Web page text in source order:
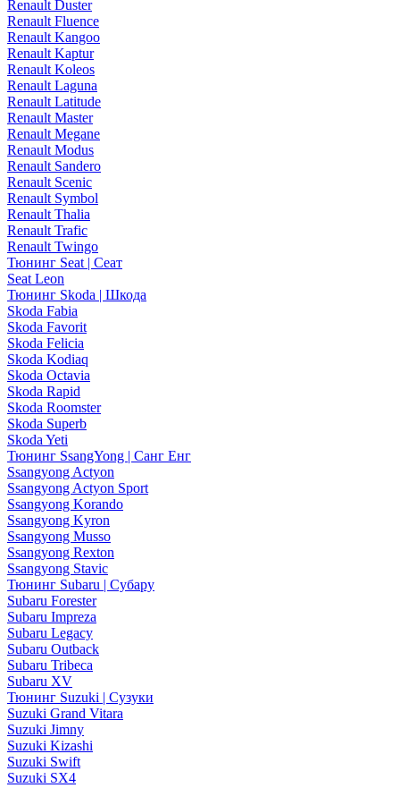
Renault Duster
Renault Fluence
Renault Kangoo
Renault Kaptur
Renault Koleos
Renault Laguna
Renault Latitude
Renault Master
Renault Megane
Renault Modus
Renault Sandero
Renault Scenic
Renault Symbol
Renault Thalia
Renault Trafic
Renault Twingo
Тюнинг Seat | Сеат
Seat Leon
Тюнинг Skoda | Шкода
Skoda Fabia
Skoda Favorit
Skoda Felicia
Skoda Kodiaq
Skoda Octavia
Skoda Rapid
Skoda Roomster
Skoda Superb
Skoda Yeti
Тюнинг SsangYong | Санг Енг
Ssangyong Actyon
Ssangyong Actyon Sport
Ssangyong Korando
Ssangyong Kyron
Ssangyong Musso
Ssangyong Rexton
Ssangyong Stavic
Тюнинг Subaru | Субару
Subaru Forester
Subaru Impreza
Subaru Legacy
Subaru Outback
Subaru Tribeca
Subaru XV
Тюнинг Suzuki | Сузуки
Suzuki Grand Vitara
Suzuki Jimny
Suzuki Kizashi
Suzuki Swift
Suzuki SX4